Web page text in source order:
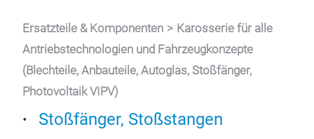
Ersatzteile & Komponenten
Karosserie für alle
Antriebstechnologien und Fahrzeugkonzepte
(Blechteile, Anbauteile, Autoglas, Stoßfänger,
Photovoltaik VIPV)
Stoßfänger, Stoßstangen